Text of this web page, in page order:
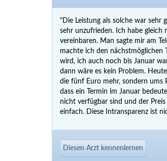
"Die Leistung als solche war
sehr unzufrieden. Ich habe gleich
vereinbaren. Man sagte mir am
machte ich den nächstmöglichen
wird, ich auch noch bis Januar
dann wäre es kein Problem.
die fünf Euro mehr, sondern ums
dass ein Termin im Januar
nicht verfügbar sind und der
einfach. Diese Intransparenz ist
Diesen Arzt kennenlernen